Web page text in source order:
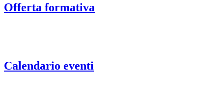
Offerta formativa
Calendario eventi